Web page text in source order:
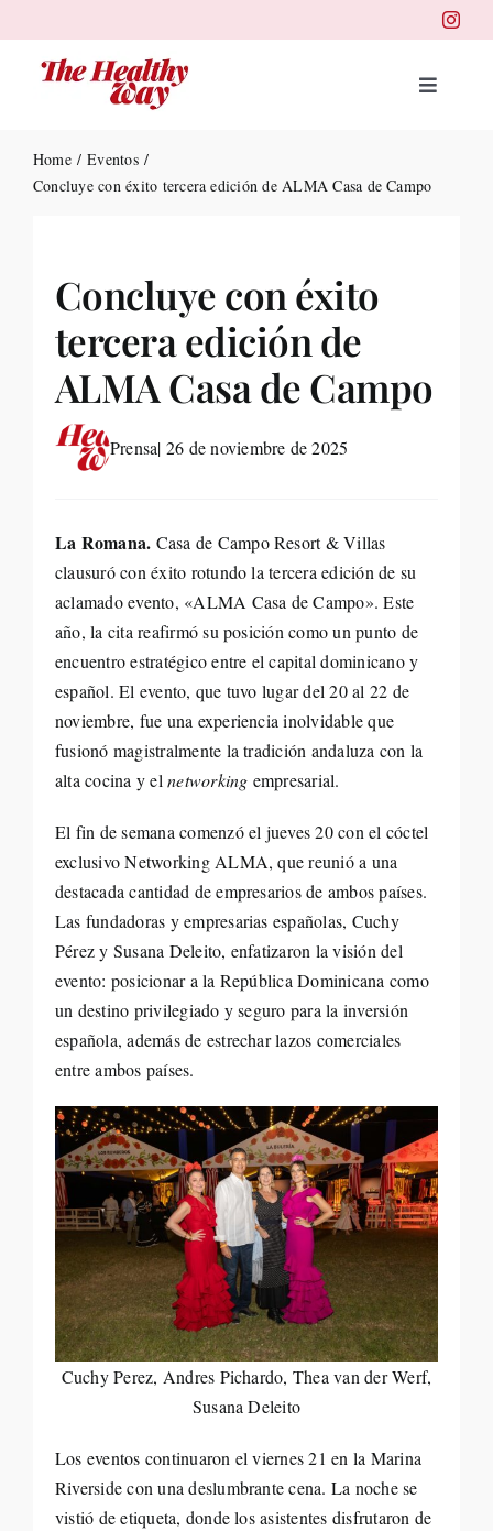
to
content
Toggle
for:
Home
Eventos
Concluye con éxito tercera edición de ALMA Casa de Campo
Concluye con éxito
tercera edición de
ALMA Casa de Campo
Prensa| 26 de noviembre de 2025
La Romana. Casa de Campo Resort & Villas
clausuró con éxito rotundo la tercera edición de su
aclamado evento, «ALMA Casa de Campo». Este
año, la cita reafirmó su posición como un punto de
encuentro estratégico entre el capital dominicano y
español. El evento, que tuvo lugar del 20 al 22 de
noviembre, fue una experiencia inolvidable que
fusionó magistralmente la tradición andaluza con la
alta cocina y elnetworking empresarial.
El fin de semana comenzó el jueves 20 con el cóctel
exclusivo Networking ALMA, que reunió a una
destacada cantidad de empresarios de ambos países.
Las fundadoras y empresarias españolas, Cuchy
Pérez y Susana Deleito, enfatizaron la visión del
evento: posicionar a la República Dominicana como
un destino privilegiado y seguro para la inversión
española, además de estrechar lazos comerciales
entre ambos países.
Cuchy Perez, Andres Pichardo, Thea van der Werf,
Susana Deleito
Los eventos continuaron el viernes 21 en la Marina
Riverside con una deslumbrante cena. La noche se
vistió de etiqueta, donde los asistentes disfrutaron de